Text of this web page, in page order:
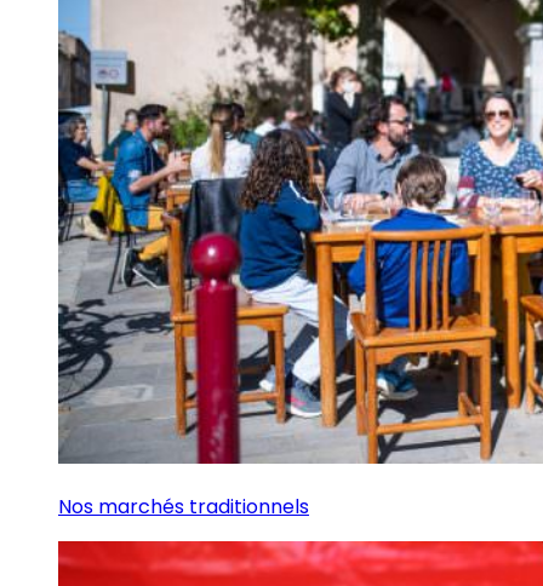
Nos marchés traditionnels